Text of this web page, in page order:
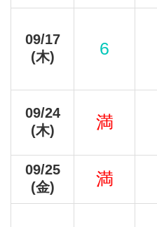
09/17
(木)
6
09/24
(木)
満
09/25
(金)
満